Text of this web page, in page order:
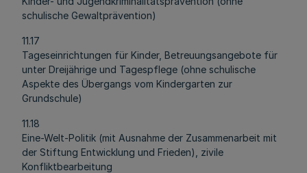
schulische Gewaltprävention)
11.17
Tageseinrichtungen für Kinder, Betreuungsangebote für
unter Dreijährige und Tagespflege (ohne schulische
Aspekte des Übergangs vom Kindergarten zur
Grundschule)
11.18
Eine-Welt-Politik (mit Ausnahme der Zusammenarbeit mit
der Stiftung Entwicklung und Frieden), zivile
Konfliktbearbeitung